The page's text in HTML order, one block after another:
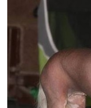
NAŠI ŠAMPIÓNI
VÝSTAVY
FOTOALBUM